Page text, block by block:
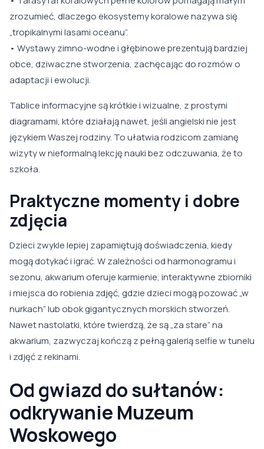
zrozumieć, dlaczego ekosystemy koralowe nazywa się
„tropikalnymi lasami oceanu”.
• Wystawy zimno-wodne i głębinowe prezentują bardziej
obce, dziwaczne stworzenia, zachęcając do rozmów o
adaptacji i ewolucji.
Tablice informacyjne są krótkie i wizualne, z prostymi
diagramami, które działają nawet, jeśli angielski nie jest
językiem Waszej rodziny. To ułatwia rodzicom zamianę
wizyty w nieformalną lekcję nauki bez odczuwania, że to
szkoła.
Praktyczne momenty i dobre
zdjęcia
Dzieci zwykle lepiej zapamiętują doświadczenia, kiedy
mogą dotykać i igrać. W zależności od harmonogramu i
sezonu, akwarium oferuje karmienie, interaktywne zbiorniki
i miejsca do robienia zdjęć, gdzie dzieci mogą pozować „w
nurkach” lub obok gigantycznych morskich stworzeń.
Nawet nastolatki, które twierdzą, że są „za stare” na
akwarium, zazwyczaj kończą z pełną galerią selfie w tunelu
i zdjęć z rekinami.
Od gwiazd do sułtanów:
odkrywanie Muzeum
Woskowego